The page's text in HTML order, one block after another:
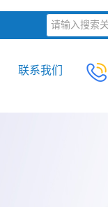
联系我们